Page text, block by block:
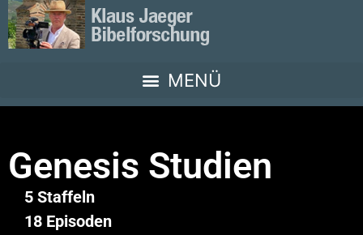
Genesis Studien
5 Staffeln
18 Episoden